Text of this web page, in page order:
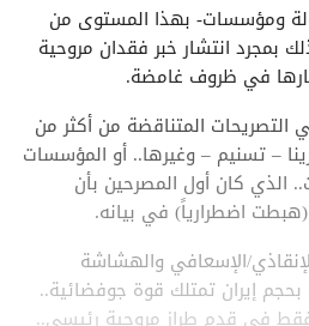
ومؤسسات- بهذا المستوى من
بمجرد انتشار خبر فقدان مروحية
في ظروف غامضة.
المتناقضة من أكثر من
– تسنيم – وغيرها.. أو المؤسسات
الذي كان أول المصرحين بأن
اضطرارياً) في بيانه.
الإسعافي والهشاشة
بحجم إيران تمتلك قوة جوفضائية..
في قدم طراز مروحية رئيسي..